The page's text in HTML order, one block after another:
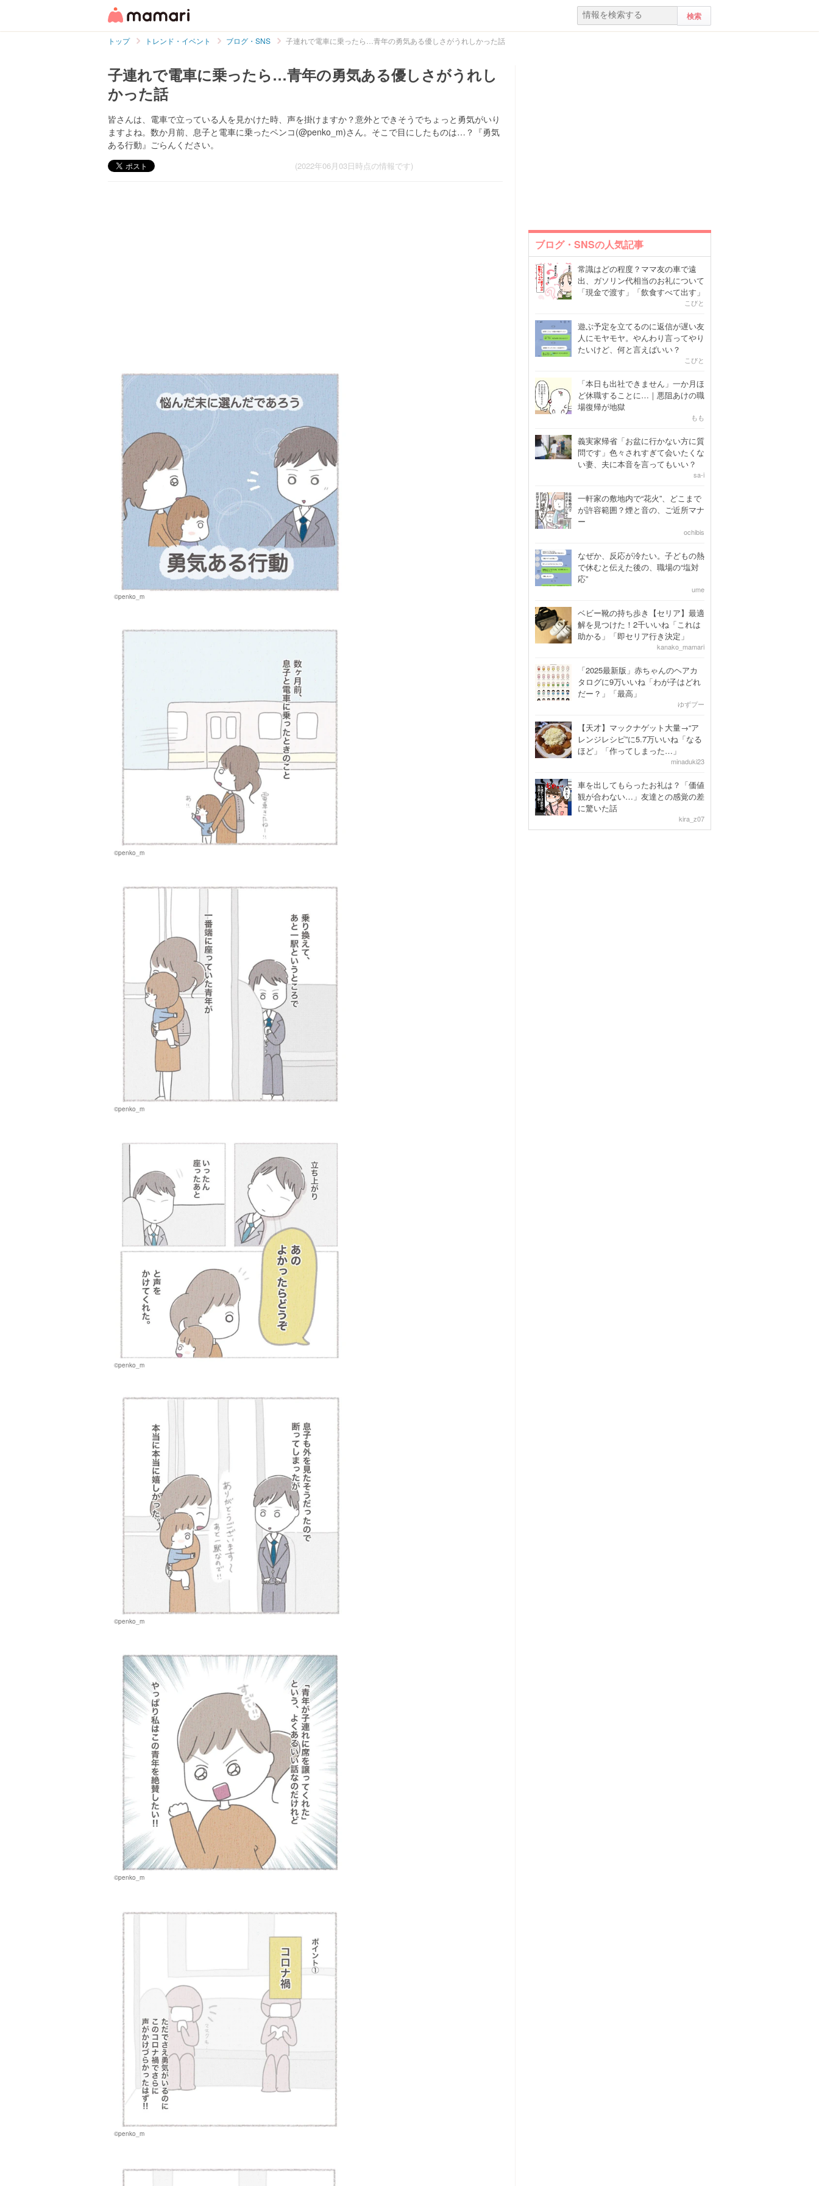
トップ トレンド・イベント ブログ・SNS 子連れで電車に乗ったら…青年の勇気ある優しさがうれしかった話
子連れで電車に乗ったら…青年の勇気ある優しさがうれし
かった話
皆さんは、電車で立っている人を見かけた時、声を掛けますか？意外とできそうでちょっと勇気がいり
ますよね。数か月前、息子と電車に乗ったペンコ(@penko_m)さん。そこで目にしたものは…？『勇気
ある行動』ごらんください。
(2022年06月03日時点の情報です)
©penko_m
©penko_m
©penko_m
©penko_m
©penko_m
©penko_m
©penko_m
ブログ・SNSの人気記事
常識はどの程度？ママ友の車で遠
出、ガソリン代相当のお礼について
「現金で渡す」「飲食すべて出す」
こびと
遊ぶ予定を立てるのに返信が遅い友
人にモヤモヤ。やんわり言ってやり
たいけど、何と言えばいい？
こびと
「本日も出社できません」一か月ほ
ど休職することに…｜悪阻あけの職
場復帰が地獄
もも
義実家帰省「お盆に行かない方に質
問です」色々されすぎて会いたくな
い妻、夫に本音を言ってもいい？
sa-i
一軒家の敷地内で“花火”、どこまで
が許容範囲？煙と音の、ご近所マナ
ー
ochibis
なぜか、反応が冷たい。子どもの熱
で休むと伝えた後の、職場の“塩対
応”
ume
ベビー靴の持ち歩き【セリア】最適
解を見つけた！2千いいね「これは
助かる」「即セリア行き決定」
kanako_mamari
「2025最新版」赤ちゃんのヘアカ
タログに9万いいね「わが子はどれ
だー？」「最高」
ゆずプー
【天才】マックナゲット大量→“ア
レンジレシピ”に5.7万いいね「なる
ほど」「作ってしまった…」
minaduki23
車を出してもらったお礼は？「価値
観が合わない…」友達との感覚の差
に驚いた話
kira_z07